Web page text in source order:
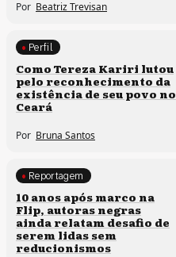
Por Beatriz Trevisan
Comunidades tradicionais
Perfil
Como Tereza Kariri lutou
pelo reconhecimento da
existência de seu povo no
Ceará
Por Bruna Santos
Processos artísticos
Reportagem
10 anos após marco na
Flip, autoras negras
ainda relatam desafio de
serem lidas sem
reducionismos